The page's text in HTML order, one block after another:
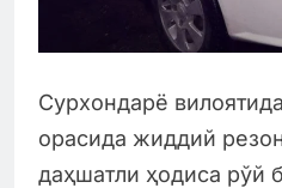
Сурхондарё
орасида жиддий
даҳшатли ҳодиса рўй